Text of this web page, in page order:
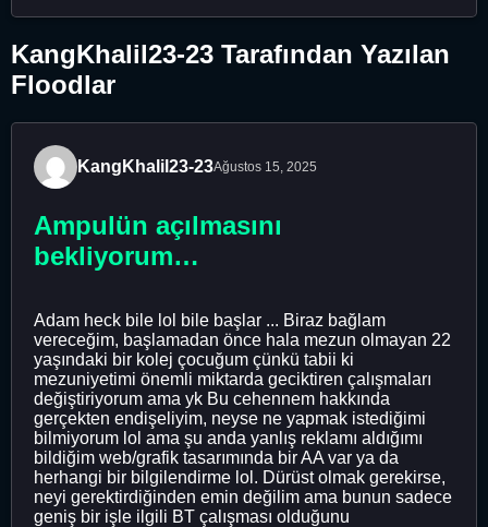
KangKhalil23-23 Tarafından Yazılan
Floodlar
KangKhalil23-23Ağustos 15, 2025
Ampulün açılmasını
bekliyorum…
Adam heck bile lol bile başlar ... Biraz bağlam
vereceğim, başlamadan önce hala mezun olmayan 22
yaşındaki bir kolej çocuğum çünkü tabii ki
mezuniyetimi önemli miktarda geciktiren çalışmaları
değiştiriyorum ama yk Bu cehennem hakkında
gerçekten endişeliyim, neyse ne yapmak istediğimi
bilmiyorum lol ama şu anda yanlış reklamı aldığımı
bildiğim web/grafik tasarımında bir AA var ya da
herhangi bir bilgilendirme lol. Dürüst olmak gerekirse,
neyi gerektirdiğinden emin değilim ama bunun sadece
geniş bir işle ilgili BT çalışması olduğunu